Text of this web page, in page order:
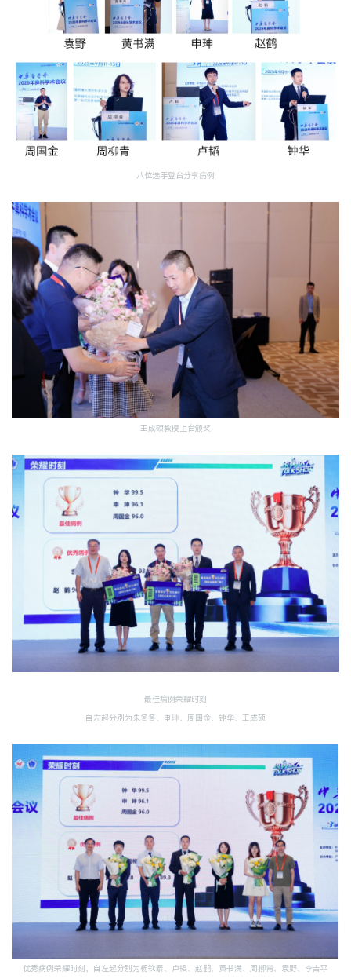
八位选手登台分享病例
王成硕教授上台颁奖
最佳病例荣耀时刻
自左起分别为朱冬冬、申珅、周国金、钟华、王成硕
优秀病例荣耀时刻，自左起分别为杨钦泰、卢韬、赵鹤、黄书满、周柳青、袁野、李吉平